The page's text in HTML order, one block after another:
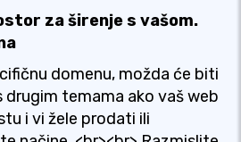
za širenje s vašom.
domenu, možda će biti
temama ako vaš web
i vi žele prodati ili